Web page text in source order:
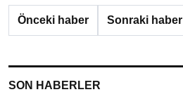
Önceki haber Sonraki haber
SON HABERLER